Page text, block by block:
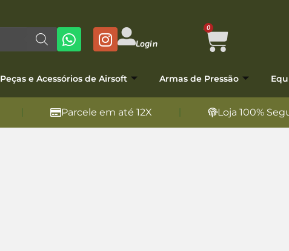
Login
0
Peças e Acessórios de Airsoft Armas de Pressão
Parcele em até 12X Loja 100%